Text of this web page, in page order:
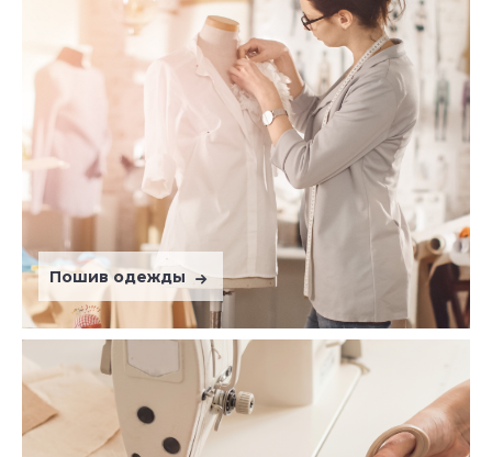
Пошив одежды